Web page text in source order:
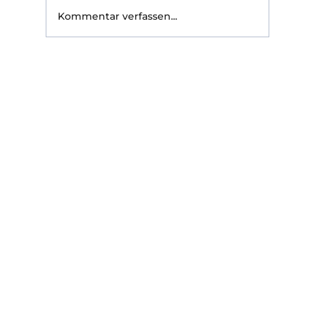
Frage wird aber erst im Schadenfall gestellt
Kommentar verfassen...